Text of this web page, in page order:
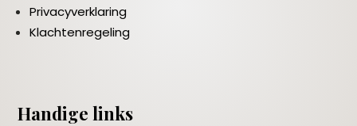
Privacyverklaring
Klachtenregeling
Handige links